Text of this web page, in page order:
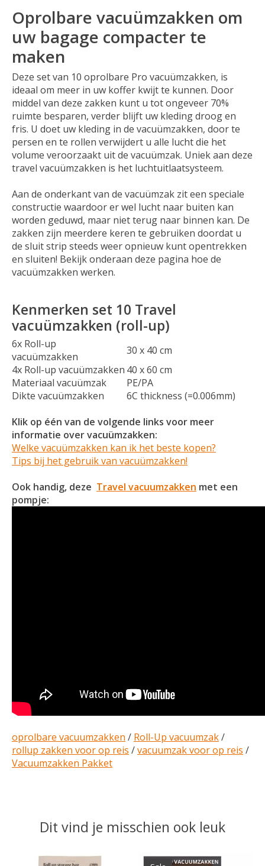
Oprolbare vacuümzakken om
uw bagage compacter te
maken
Deze set van 10 oprolbare Pro vacuümzakken, is
ideaal om meer in uw koffer kwijt te kunnen. Door
middel van deze zakken kunt u tot ongeveer 70%
ruimte besparen, verder blijft uw kleding droog en
fris. U doet uw kleding in de vacuümzakken, door te
persen en te rollen verwijdert u alle lucht die het
volume veroorzaakt uit de vacuümzak. Uniek aan deze
travel vacuümzakken is het luchtuitlaatsysteem.
Aan de onderkant van de vacuümzak zit een speciale
constructie waardoor er wel lucht naar buiten kan
worden geduwd, maar niet terug naar binnen kan. De
zakken zijn meerdere keren te gebruiken doordat u
de sluit strip steeds weer opnieuw kunt opentrekken
en sluiten! Bekijk onderaan deze pagina hoe de
vacuümzakken werken.
Kenmerken set 10 Travel
vacuümzakken (roll-up)
6x Roll-up
vacuümzakken
30 x 40 cm
4x Roll-up vacuümzakken 40 x 60 cm
Materiaal vacuümzak
PE/PA
Dikte vacuümzakken
6C thickness (=0.006mm)
Klik op één van de volgende links voor meer
informatie over vacuümzakken:
Welke vacuümzakken kan ik het beste kopen?
Tips bij het gebruik van vacuümzakken!
Ook handig, deze Travel vacuumzakken met een
pompje:
oprolbare vacuumzakken / Roll-Up vacuumzak/
rollup zakken voor op reis /vacuumzak voor op reis /
Vacuumzakken Pakket
Dit vind je misschien ook leuk
Items van productcarrousel